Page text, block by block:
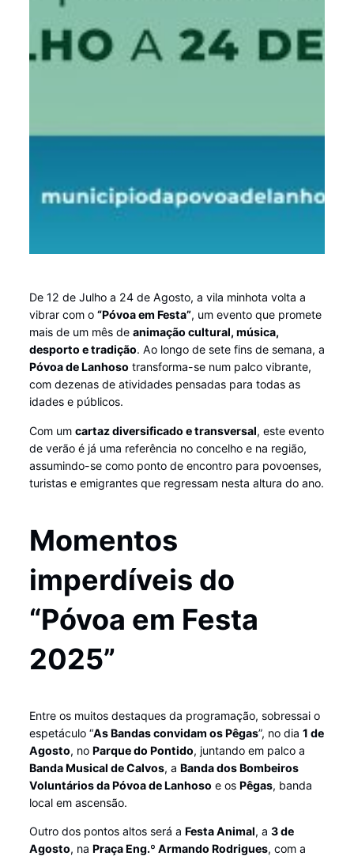
De 12 de Julho a 24 de Agosto, a vila minhota volta a
vibrar com o “Póvoa em Festa”, um evento que promete
mais de um mês de animação cultural, música,
desporto e tradição. Ao longo de sete fins de semana, a
Póvoa de Lanhosotransforma-se num palco vibrante,
com dezenas de atividades pensadas para todas as
idades e públicos.
Com um cartaz diversificado e transversal, este evento
de verão é já uma referência no concelho e na região,
assumindo-se como ponto de encontro para povoenses,
turistas e emigrantes que regressam nesta altura do ano.
Momentos
imperdíveis do
“Póvoa em Festa
2025”
Entre os muitos destaques da programação, sobressai o
espetáculo “As Bandas convidam os Pêgas”, no dia 1 de
Agosto, no Parque do Pontido, juntando em palco a
Banda Musical de Calvos, a Banda dos Bombeiros
Voluntários da Póvoa de Lanhosoe os Pêgas, banda
local em ascensão.
Outro dos pontos altos será a Festa Animal, a 3 de
Agosto, na Praça Eng.º Armando Rodrigues, com a